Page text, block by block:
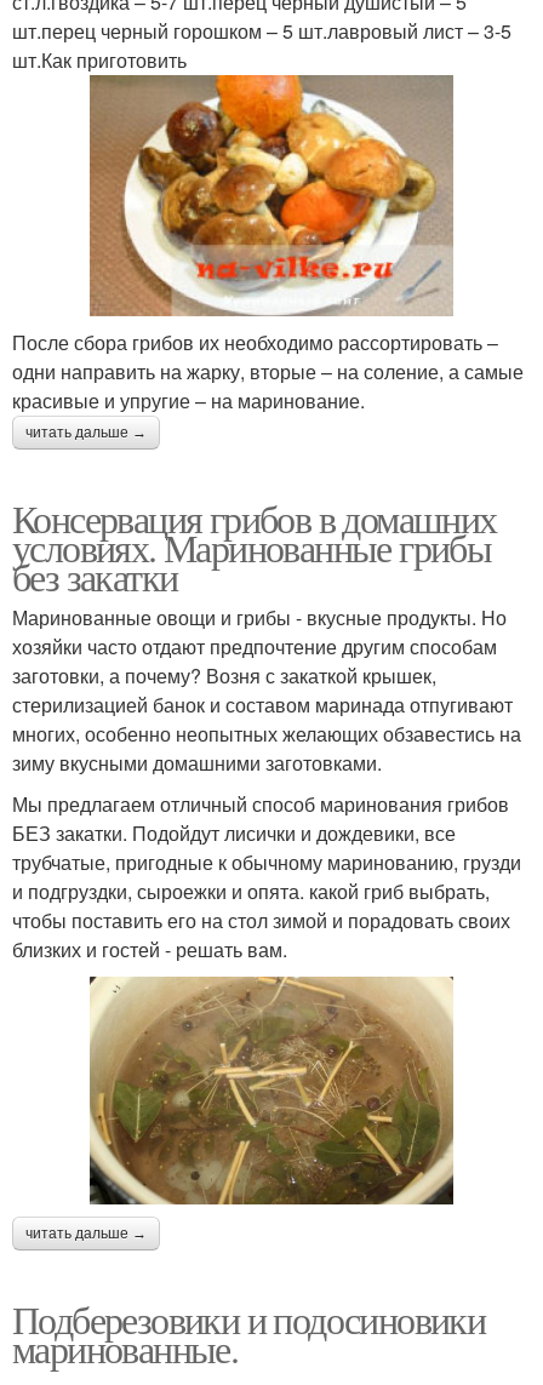
шт.перец черный горошком – 5 шт.лавровый лист – 3-5
шт.Как приготовить
После сбора грибов их необходимо рассортировать –
одни направить на жарку, вторые – на соление, а самые
красивые и упругие – на маринование.
читать дальше →
Консервация грибов в домашних
условиях. Маринованные грибы
без закатки
Маринованные овощи и грибы - вкусные продукты. Но
хозяйки часто отдают предпочтение другим способам
заготовки, а почему? Возня с закаткой крышек,
стерилизацией банок и составом маринада отпугивают
многих, особенно неопытных желающих обзавестись на
зиму вкусными домашними заготовками.
Мы предлагаем отличный способ маринования грибов
БЕЗ закатки. Подойдут лисички и дождевики, все
трубчатые, пригодные к обычному маринованию, грузди
и подгруздки, сыроежки и опята. какой гриб выбрать,
чтобы поставить его на стол зимой и порадовать своих
близких и гостей - решать вам.
читать дальше →
Подберезовики и подосиновики
маринованные.